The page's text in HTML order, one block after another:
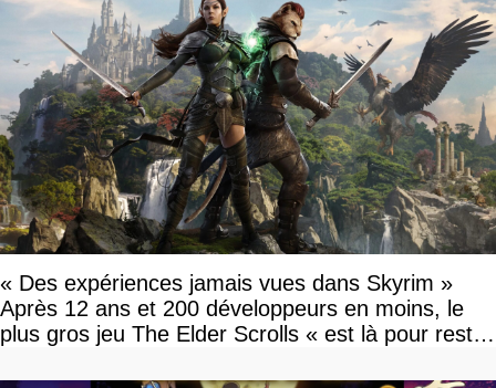
« Des expériences jamais vues dans Skyrim »
Après 12 ans et 200 développeurs en moins, le
plus gros jeu The Elder Scrolls « est là pour rester